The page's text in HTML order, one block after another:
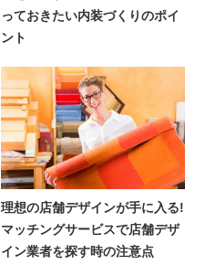
っておきたい内装づくりのポイ
ント
理想の店舗デザインが手に入る!
マッチングサービスで店舗デザ
イン業者を探す時の注意点